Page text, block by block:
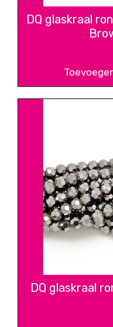
DQ glaskraal
DQ glaskraal